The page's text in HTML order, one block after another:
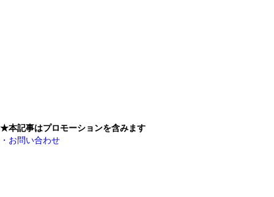
★本記事はプロモーションを含みます
・お問い合わせ